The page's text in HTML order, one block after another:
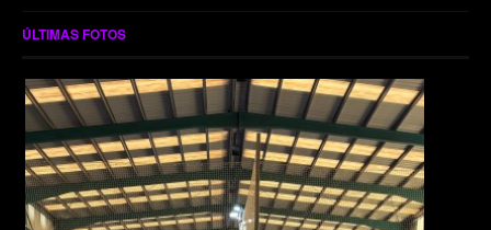
ÚLTIMAS FOTOS